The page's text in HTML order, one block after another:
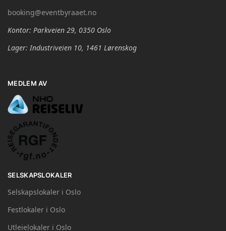
booking@eventbyraaet.no
Kontor: Parkveien 29, 0350 Oslo
Lager: Industriveien 10, 1461 Lørenskog
MEDLEM AV
SELSKAPSLOKALER
Selskapslokaler i Oslo
Festlokaler i Oslo
Utleielokaler i Oslo